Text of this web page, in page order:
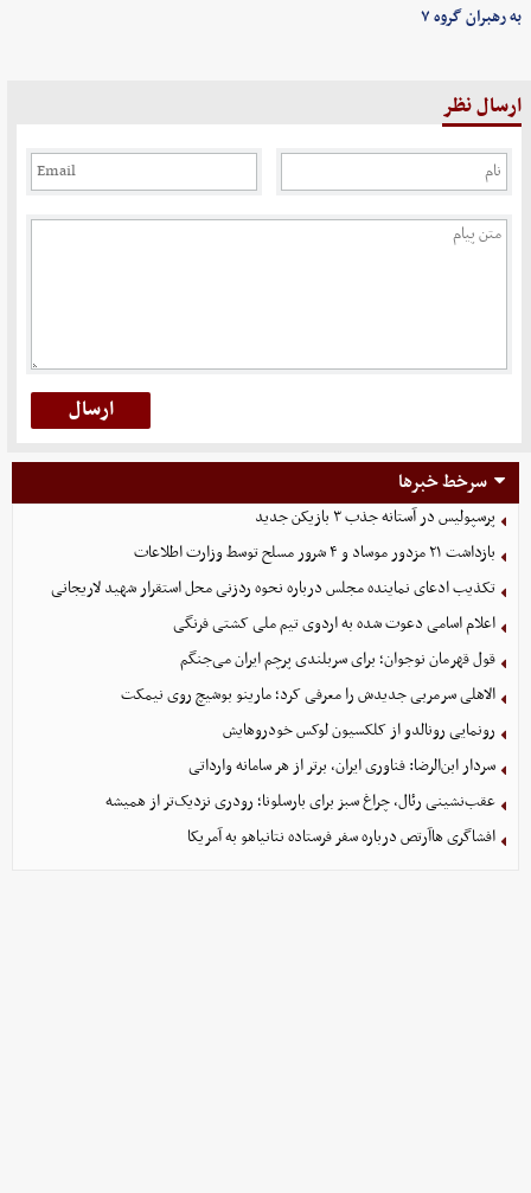
به رهبران گروه ۷
ارسال نظر
سرخط خبرها
پرسپولیس در آستانه جذب ۳ بازیکن جدید
بازداشت ۲۱ مزدور موساد و ۴ شرور مسلح توسط وزارت اطلاعات
تکذیب ادعای نماینده مجلس درباره نحوه ردزنی محل استقرار شهید لاریجانی
اعلام اسامی دعوت شده به اردوی تیم ملی کشتی فرنگی
قول قهرمان نوجوان؛ برای سربلندی پرچم ایران می‌جنگم
الاهلی سرمربی جدیدش را معرفی کرد؛ مارینو بوشیچ روی نیمکت
رونمایی رونالدو از کلکسیون لوکس خودروهایش
سردار ابن‌الرضا: فناوری ایران، برتر از هر سامانه وارداتی
عقب‌نشینی رئال، چراغ سبز برای بارسلونا؛ رودری نزدیک‌تر از همیشه
افشاگری هاآرتص درباره سفر فرستاده نتانیاهو به آمریکا